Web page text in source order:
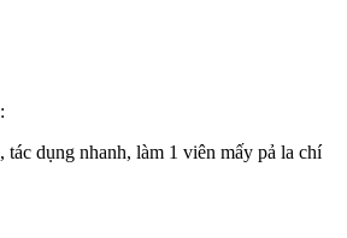
:
tác dụng nhanh, làm 1 viên mấy pả la chí